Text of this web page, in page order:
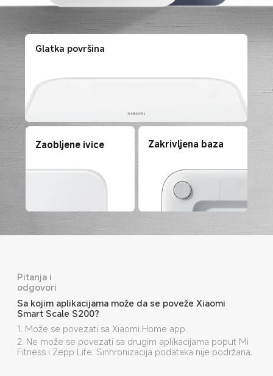
Glatka površina
Zaobljene ivice Zakrivljena baza
Pitanja i
odgovori
Sa kojim aplikacijama može da se poveže Xiaomi
Smart Scale S200?
1. Može se povezati sa Xiaomi Home app.
2. Ne može se povezati sa drugim aplikacijama poput Mi
Fitness i Zepp Life. Sinhronizacija podataka nije podržana.